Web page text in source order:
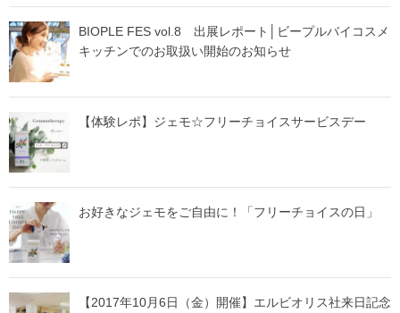
BIOPLE FES vol.8 出展レポート│ビープルバイコスメ
キッチンでのお取扱い開始のお知らせ
【体験レポ】ジェモ☆フリーチョイスサービスデー
お好きなジェモをご自由に！「フリーチョイスの日」
【2017年10月6日（金）開催】エルビオリス社来日記念